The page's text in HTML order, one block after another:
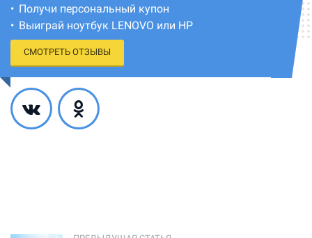
Получи персональный купон
Выиграй ноутбук LENOVO или HP
СМОТРЕТЬ ОТЗЫВЫ